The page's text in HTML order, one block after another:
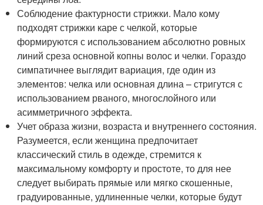
Соблюдение фактурности стрижки. Мало кому
подходят стрижки каре с челкой, которые
формируются с использованием абсолютно ровных
линий среза основной копны волос и челки. Гораздо
симпатичнее выглядит вариация, где один из
элементов: челка или основная длина – стригутся с
использованием рваного, многослойного или
асимметричного эффекта.
Учет образа жизни, возраста и внутреннего состояния.
Разумеется, если женщина предпочитает
классический стиль в одежде, стремится к
максимальному комфорту и простоте, то для нее
следует выбирать прямые или мягко скошенные,
градуированные, удлиненные челки, которые будут